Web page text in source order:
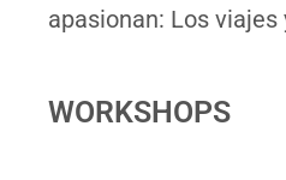
apasionan: Los
WORKSHOPS